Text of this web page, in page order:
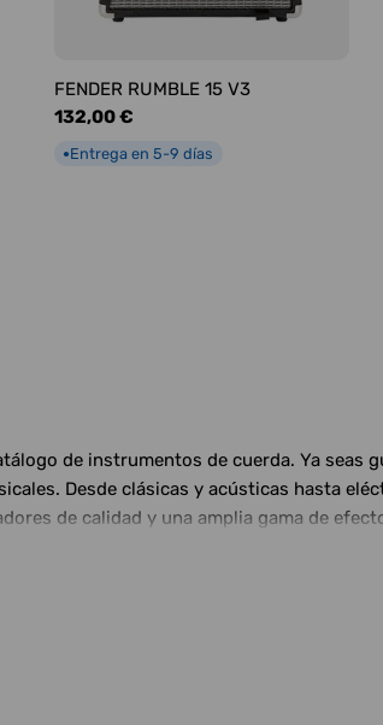
FENDER RUMBLE 15 V3
Precio
132,00 €
●Entrega en 5-9 días
de instrumentos de cuerda. Ya
Desde clásicas y acústicas hasta
de calidad y una amplia gama de